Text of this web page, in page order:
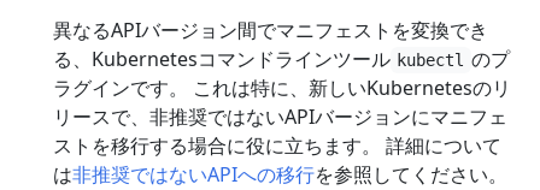
異なるAPIバージョン間でマニフェストを変換でき
る、Kubernetesコマンドラインツール kubectl のプ
ラグインです。 これは特に、新しいKubernetesのリ
リースで、非推奨ではないAPIバージョンにマニフェ
ストを移行する場合に役に立ちます。 詳細について
は非推奨ではないAPIへの移行を参照してください。